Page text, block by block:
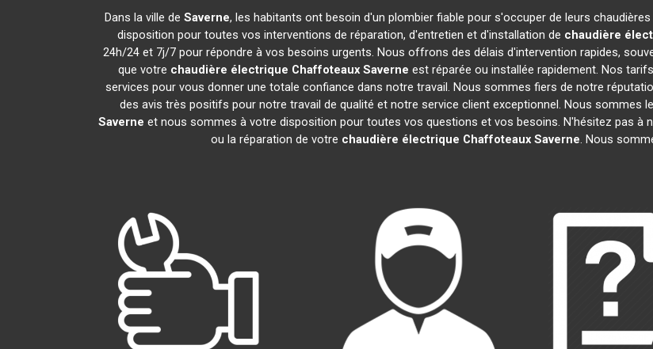
Dans la ville de Saverne, les habitants ont besoin d'un plombier fiable pour s'occuper de leurs
disposition pour toutes vos interventions de réparation, d'entretien et d'installation de chaudière
24h/24 et 7j/7 pour répondre à vos besoins urgents. Nous offrons des délais d'intervention rapides,
que votre chaudière électrique Chaffoteaux Saverne est réparée ou installée rapidement. Nos
services pour vous donner une totale confiance dans notre travail. Nous sommes fiers de notre
des avis très positifs pour notre travail de qualité et notre service client exceptionnel. Nous sommes
Saverne et nous sommes à votre disposition pour toutes vos questions et vos besoins. N'hésitez pas à
ou la réparation de votre chaudière électrique Chaffoteaux Saverne. Nous